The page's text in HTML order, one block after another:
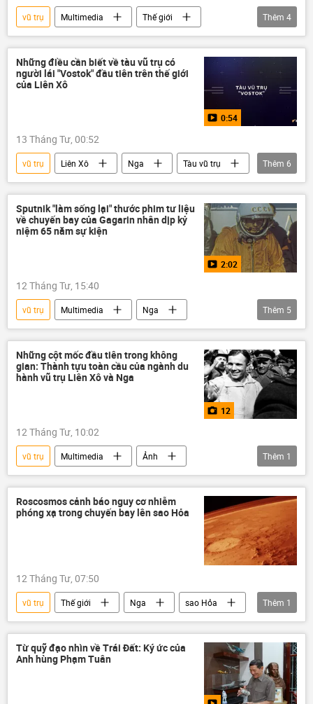
vũ trụ Multimedia
Thế giới
Liên Xô
Hoa Kỳ
Yuri Gagarin
Video
Thêm 4
Những điều cần biết về tàu vũ trụ có
người lái "Vostok" đầu tiên trên thế giới
của Liên Xô
0:54
13 Tháng Tư, 00:52
vũ trụ Liên Xô Nga
Tàu vũ trụ
Yuri Gagarin
Thế giới
Trái Đất
Multimedia
Infographics Video
Thêm 6
Sputnik "làm sống lại" thước phim tư liệu
về chuyến bay của Gagarin nhân dịp kỷ
niệm 65 năm sự kiện
2:02
12 Tháng Tư, 15:40
vũ trụ Multimedia
Nga
Yuri Gagarin
Trái Đất
Ngày Du hành vũ trụ
Phi hành gia
Video
Thêm 5
Những cột mốc đầu tiên trong không
gian: Thành tựu toàn cầu của ngành du
hành vũ trụ Liên Xô và Nga
12
12 Tháng Tư, 10:02
vũ trụ Multimedia
Ảnh
Liên Xô
Nga
Thêm 1
Roscosmos cảnh báo nguy cơ nhiễm
phóng xạ trong chuyến bay lên sao Hỏa
12 Tháng Tư, 07:50
vũ trụ Thế giới Nga
sao Hỏa
Roscosmos
Thêm 1
Từ quỹ đạo nhìn về Trái Đất: Ký ức của
Anh hùng Phạm Tuân